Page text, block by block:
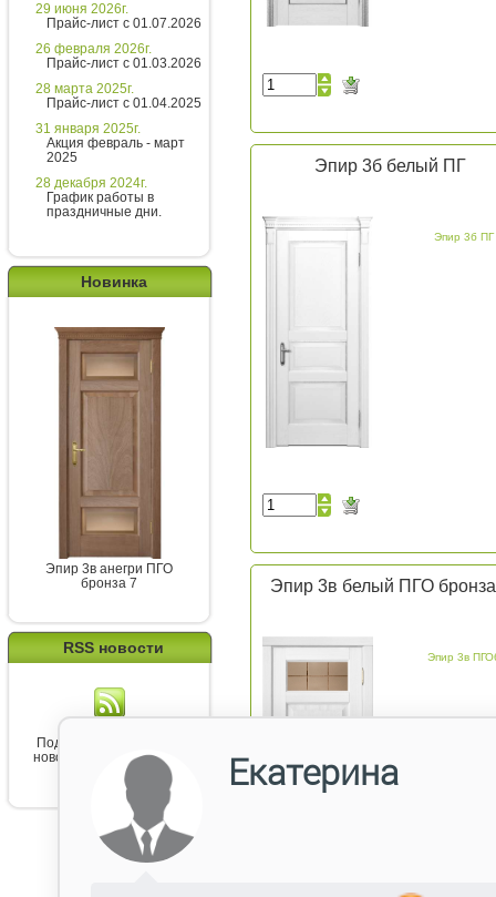
29 июня 2026г.
Прайс-лист с 01.07.2026
26 февраля 2026г.
Прайс-лист с 01.03.2026
28 марта 2025г.
Прайс-лист с 01.04.2025
31 января 2025г.
Акция февраль - март
2025
28 декабря 2024г.
График работы в
праздничные дни.
Новинка
Эпир 3в анегри ПГО
бронза 7
RSS новости
Подпишитесь на канал
новостей от Belorawood
Эпир 3б белый ПГ
Эпир 3б ПГ
Эпир 3в белый ПГО
Эпир 3в
Введите сообщение
Хотите получить расчет
стоимости за 5 минут?
Напишите мне и я все расскажу
подробно!